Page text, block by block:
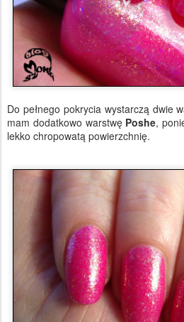
Do pełnego pokrycia wystarczą dwie
mam dodatkowo warstwę Poshe,
lekko chropowatą powierzchnię.